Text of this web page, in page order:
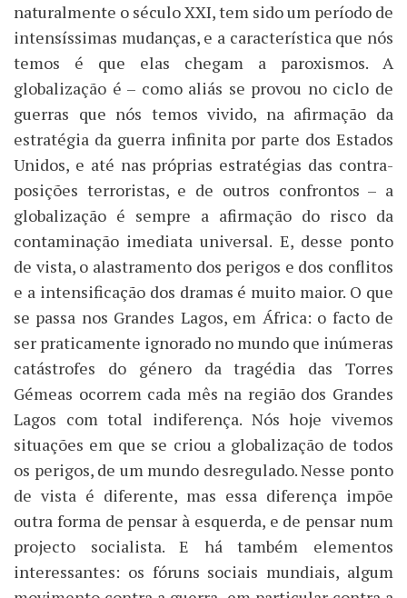
naturalmente o século XXI, tem sido um período de
intensíssimas mudanças, e a característica que nós
temos é que elas chegam a paroxismos. A
globalização é – como aliás se provou no ciclo de
guerras que nós temos vivido, na afirmação da
estratégia da guerra infinita por parte dos Estados
Unidos, e até nas próprias estratégias das contra-
posições terroristas, e de outros confrontos – a
globalização é sempre a afirmação do risco da
contaminação imediata universal. E, desse ponto
de vista, o alastramento dos perigos e dos conflitos
e a intensificação dos dramas é muito maior. O que
se passa nos Grandes Lagos, em África: o facto de
ser praticamente ignorado no mundo que inúmeras
catástrofes do género da tragédia das Torres
Gémeas ocorrem cada mês na região dos Grandes
Lagos com total indiferença. Nós hoje vivemos
situações em que se criou a globalização de todos
os perigos, de um mundo desregulado. Nesse ponto
de vista é diferente, mas essa diferença impõe
outra forma de pensar à esquerda, e de pensar num
projecto socialista. E há também elementos
interessantes: os fóruns sociais mundiais, algum